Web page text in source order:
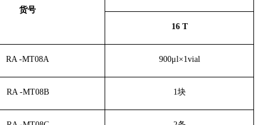
货号
16 T
RA -MT08A 900μl×1vial
RA -MT08B 1块